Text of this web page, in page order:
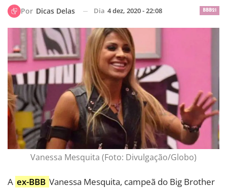
BBB21
Por Dicas Delas Dia 4 dez, 2020 - 22:08
Vanessa Mesquita (Foto: Divulgação/Globo)
A ex-BBB Vanessa Mesquita, campeã do Big Brother